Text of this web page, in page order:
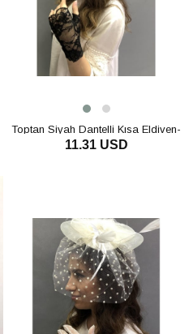
Toptan Siyah Dantelli Kısa Eldiven-
Vualet Nikah Şapkası
11.31 USD